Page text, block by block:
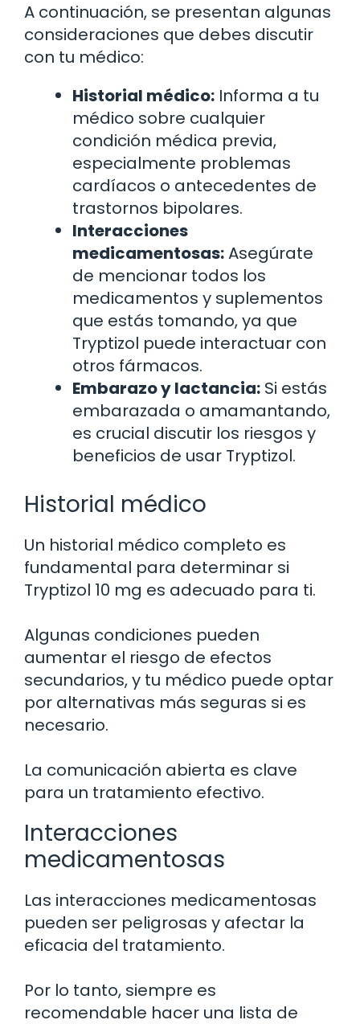
A continuación, se presentan algunas
consideraciones que debes discutir
con tu médico:
Historial médico: Informa a tu
médico sobre cualquier
condición médica previa,
especialmente problemas
cardíacos o antecedentes de
trastornos bipolares.
Interacciones
medicamentosas:Asegúrate
de mencionar todos los
medicamentos y suplementos
que estás tomando, ya que
Tryptizol puede interactuar con
otros fármacos.
Embarazo y lactancia: Si estás
embarazada o amamantando,
es crucial discutir los riesgos y
beneficios de usar Tryptizol.
Historial médico
Un historial médico completo es
fundamental para determinar si
Tryptizol 10 mg es adecuado para ti.
Algunas condiciones pueden
aumentar el riesgo de efectos
secundarios, y tu médico puede optar
por alternativas más seguras si es
necesario.
La comunicación abierta es clave
para un tratamiento efectivo.
Interacciones
medicamentosas
Las interacciones medicamentosas
pueden ser peligrosas y afectar la
eficacia del tratamiento.
Por lo tanto, siempre es
recomendable hacer una lista de